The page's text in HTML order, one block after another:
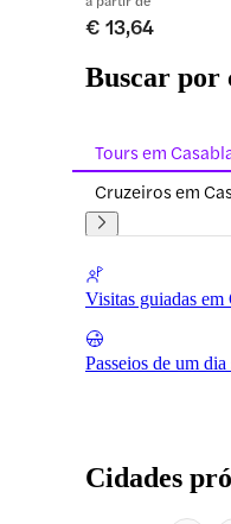
€ 13,64
Buscar por
Tours em
Cruzeiros em
Visitas guiadas em
Passeios de um
Cidades